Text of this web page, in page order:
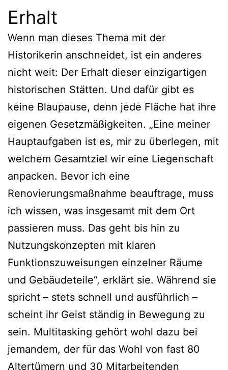
Erhalt
Wenn man dieses Thema mit der
Historikerin anschneidet, ist ein anderes
nicht weit: Der Erhalt dieser einzigartigen
historischen Stätten. Und dafür gibt es
keine Blaupause, denn jede Fläche hat ihre
eigenen Gesetzmäßigkeiten. „Eine meiner
Hauptaufgaben ist es, mir zu überlegen, mit
welchem Gesamtziel wir eine Liegenschaft
anpacken. Bevor ich eine
Renovierungsmaßnahme beauftrage, muss
ich wissen, was insgesamt mit dem Ort
passieren muss. Das geht bis hin zu
Nutzungskonzepten mit klaren
Funktionszuweisungen einzelner Räume
und Gebäudeteile“, erklärt sie. Während sie
spricht – stets schnell und ausführlich –
scheint ihr Geist ständig in Bewegung zu
sein. Multitasking gehört wohl dazu bei
jemandem, der für das Wohl von fast 80
Altertümern und 30 Mitarbeitenden